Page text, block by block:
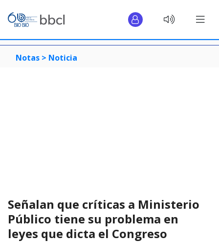
Notas > Noticia
Señalan que críticas a Ministerio
Público tiene su problema en
leyes que dicta el Congreso